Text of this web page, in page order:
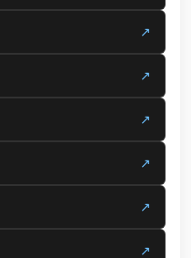
↗
↗
↗
↗
↗
↗